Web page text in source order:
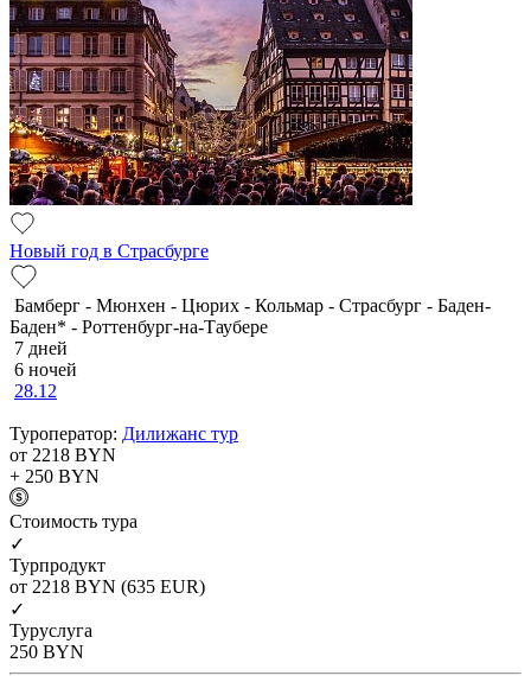
Новый год в Страсбурге
Бамберг - Мюнхен - Цюрих - Кольмар - Страсбург - Баден-
Баден* - Роттенбург-на-Таубере
7 дней
6 ночей
28.12
Туроператор: Дилижанс тур
от 2218 BYN
+ 250 BYN
Cтоимость тура
✓
Турпродукт
от 2218 BYN (635 EUR)
✓
Туруслуга
250 BYN